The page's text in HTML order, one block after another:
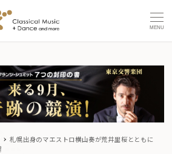
MENU
札幌出身のマエストロ横山奏が荒井里桜とともに